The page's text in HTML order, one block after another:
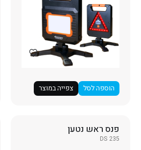
הוספה לסל צפייה במוצר
פנס ראש נטען
DS 235